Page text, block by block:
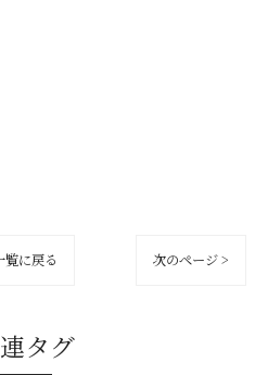
覧に戻る 次のページ >
タグ